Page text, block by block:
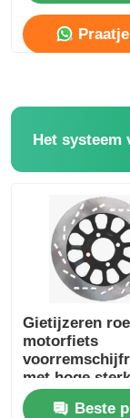
Het systeem
Gietijzeren
motorfiets
met hoge
Beste